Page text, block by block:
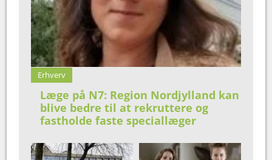
Erhverv
Læge på N7: Region Nordjylland kan
blive bedre til at rekruttere og
fastholde faste speciallæger